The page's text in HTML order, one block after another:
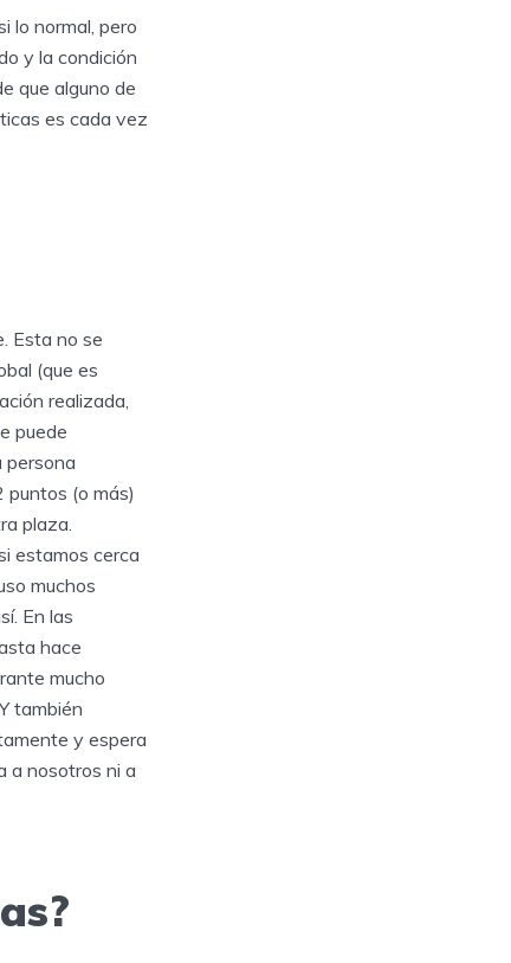
lo normal, pero
y la condición
que alguno de
es cada vez
Esta no se
(que es
realizada,
puede
persona
puntos (o más)
plaza.
estamos cerca
muchos
En las
hace
mucho
también
y espera
a nosotros ni a